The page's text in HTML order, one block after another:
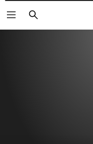
Buscar